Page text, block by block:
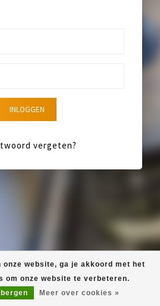
INLOGGEN
vergeten?
onze website, ga je akkoord met het
om onze website te verbeteren.
Meer over cookies »